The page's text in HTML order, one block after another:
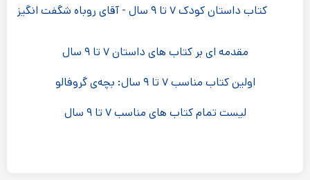
کتاب داستان کودک ۷ تا ۹ سال - آقای روباه شگفت انگیز
لیست تمام کتاب های مناسب ۷ تا ۹ سال
اولین کتاب مناسب ۷ تا ۹ سال: بچه‌ی گروفالو
مقدمه ای بر کتاب های داستان ۷ تا ۹ سال